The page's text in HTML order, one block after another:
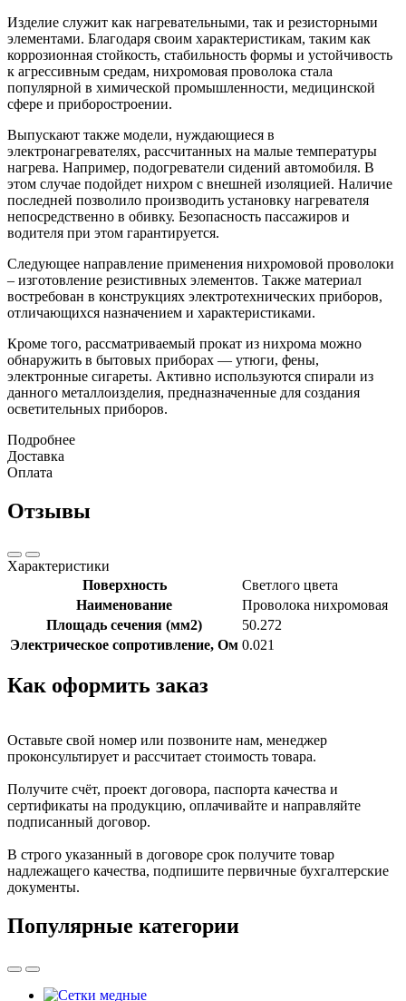
Изделие служит как нагревательными, так и резисторными
элементами. Благодаря своим характеристикам, таким как
коррозионная стойкость, стабильность формы и устойчивость
к агрессивным средам, нихромовая проволока стала
популярной в химической промышленности, медицинской
сфере и приборостроении.
Выпускают также модели, нуждающиеся в
электронагревателях, рассчитанных на малые температуры
нагрева. Например, подогреватели сидений автомобиля. В
этом случае подойдет нихром с внешней изоляцией. Наличие
последней позволило производить установку нагревателя
непосредственно в обивку. Безопасность пассажиров и
водителя при этом гарантируется.
Следующее направление применения нихромовой проволоки
– изготовление резистивных элементов. Также материал
востребован в конструкциях электротехнических приборов,
отличающихся назначением и характеристиками.
Кроме того, рассматриваемый прокат из нихрома можно
обнаружить в бытовых приборах — утюги, фены,
электронные сигареты. Активно используются спирали из
данного металлоизделия, предназначенные для создания
осветительных приборов.
Подробнее
Доставка
Оплата
Отзывы
Характеристики
Поверхность
Светлого цвета
Наименование
Проволока нихромовая
Площадь сечения (мм2)
50.272
Электрическое сопротивление, Ом 0.021
Как оформить заказ
Оставьте свой номер или позвоните нам, менеджер
проконсультирует и рассчитает стоимость товара.
Получите счёт, проект договора, паспорта качества и
сертификаты на продукцию, оплачивайте и направляйте
подписанный договор.
В строго указанный в договоре срок получите товар
надлежащего качества, подпишите первичные бухгалтерские
документы.
Популярные категории